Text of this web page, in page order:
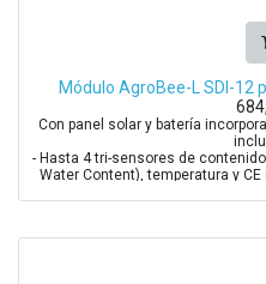
Módulo AgroBee-L SDI-12
Con panel solar y batería
- Hasta 4 tri-sensores de
Water Content), temperatura y
Stevens Hydraprobe-II,